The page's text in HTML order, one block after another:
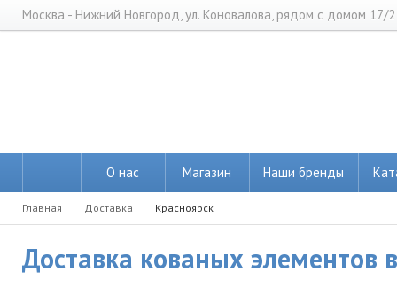
Москва - Нижний Новгород, ул. Коновалова, рядом с домом 17/2
О нас Магазин Наши бренды
Главная Доставка Красноярск
Доставка кованых элементов